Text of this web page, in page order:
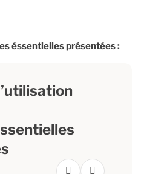
éssentielles présentées :